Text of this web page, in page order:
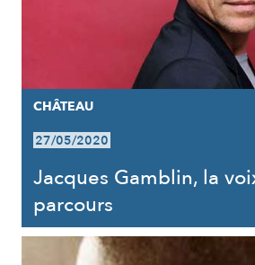
CHÂTEAU
27/05/2020
Jacques Gamblin, la
parcours